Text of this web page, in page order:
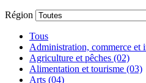
Région
Tous
Administration, commerce et
Agriculture et pêches (02)
Alimentation et tourisme (03)
Arts (04)